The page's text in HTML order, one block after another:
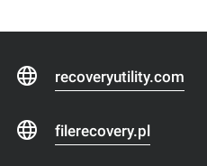
recoveryutility.com
filerecovery.pl